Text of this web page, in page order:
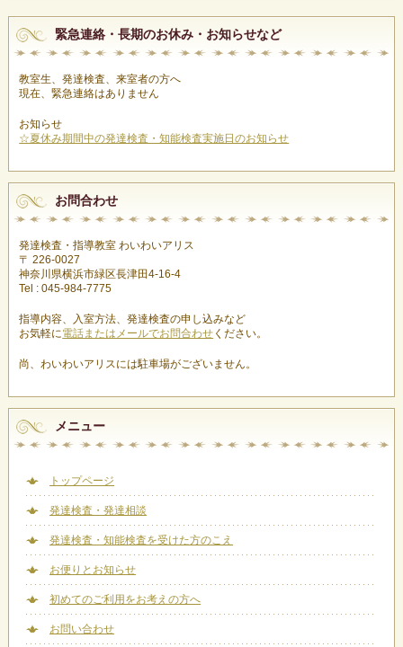
緊急連絡・長期のお休み・お知らせなど
教室生、発達検査、来室者の方へ
現在、緊急連絡はありません
お知らせ
☆夏休み期間中の発達検査・知能検査実施日のお知らせ
お問合わせ
発達検査・指導教室 わいわいアリス
〒 226-0027
神奈川県横浜市緑区長津田4-16-4
Tel : 045-984-7775
指導内容、入室方法、発達検査の申し込みなど
お気軽に電話またはメールでお問合わせ ください。
尚、わいわいアリスには駐車場がございません。
メニュー
トップページ
発達検査・発達相談
発達検査・知能検査を受けた方のこえ
お便りとお知らせ
初めてのご利用をお考えの方へ
お問い合わせ